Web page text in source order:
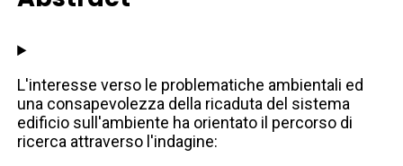
L'interesse verso le problematiche ambientali ed
una consapevolezza della ricaduta del sistema
edificio sull'ambiente ha orientato il percorso di
ricerca attraverso l'indagine: